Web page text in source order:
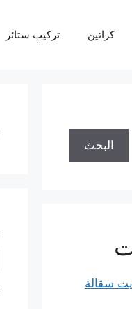
كراتين تركيب ستائر
البحث
سقالة